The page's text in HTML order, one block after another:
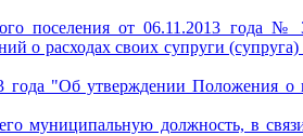
поселения от 06.11.2013 года №
о расходах своих супруги
"Об утверждении Положения о
муниципальную должность, в